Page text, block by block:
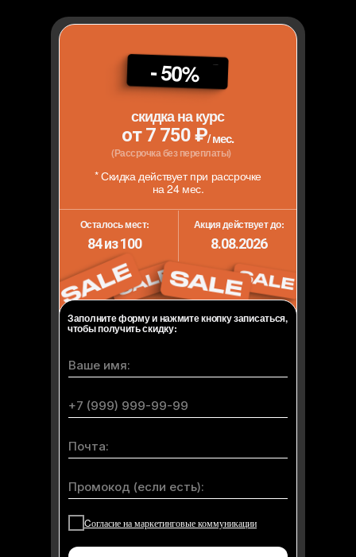
Заполните форму и нажмите кнопку записаться,
чтобы получить скидку:
Cогласие на маркетинговые коммуникации
скидка на курс
от 7 750 ₽/ мес.
(Рассрочка без переплаты)
Осталось мест:
84 из 100
Акция действует до:
8.08.2026
- 50%
* Скидка действует при рассрочке
на 24 мес.